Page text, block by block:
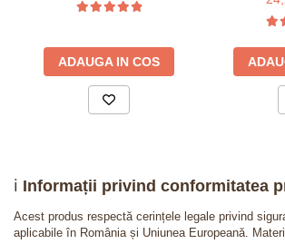
ADAUGA IN COS
ℹ️ Informații privind conformitatea
Acest produs respectă cerințele legale privind
aplicabile în România și Uniunea Europeană.